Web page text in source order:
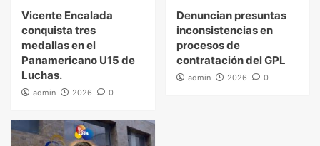
Vicente Encalada
conquista tres
medallas en el
Panamericano U15 de
Luchas.
admin 2026 0
Denuncian presuntas
inconsistencias en
procesos de
contratación del GPL
admin 2026 0